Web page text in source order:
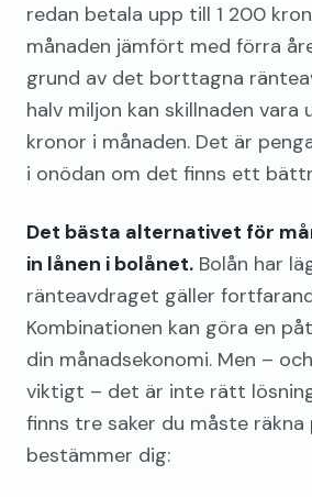
redan betala upp till 1 200
månaden jämfört med förra
grund av det borttagna
halv miljon kan skillnaden vara
kronor i månaden. Det är
i onödan om det finns ett
Det bästa alternativet för
in lånen i bolånet. Bolån har
ränteavdraget gäller
Kombinationen kan göra en
din månadsekonomi. Men –
viktigt – det är inte rätt
finns tre saker du måste räkna
bestämmer dig: